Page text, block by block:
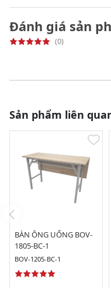
Đánh giá sản
(0)
Sản phẩm liên
BÀN ÔNG UỐNG BOV-
1805-BC-1
BOV-1205-BC-1